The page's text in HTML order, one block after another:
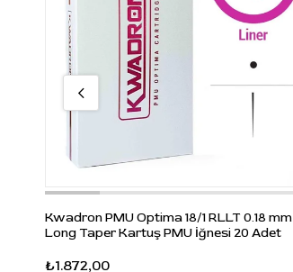
Kwadron PMU Optima 18/1 RLLT 0.18 mm
Long Taper Kartuş PMU İğnesi 20 Adet
₺1.872,00